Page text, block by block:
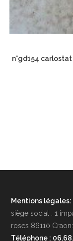
n°gd154
Mentions légales:
siège social : 1
roses 86110 Craon:
Téléphone :